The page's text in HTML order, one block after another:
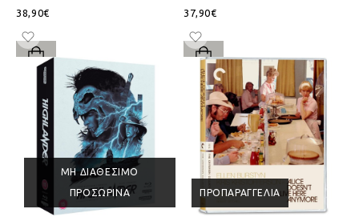
38,90€ 37,90€
ΜΗ ΔΙΑΘΈΣΙΜΟ
ΠΡΟΣΩΡΙΝΆ
ΠΡΟΠΑΡΑΓΓΕΛΊΑ